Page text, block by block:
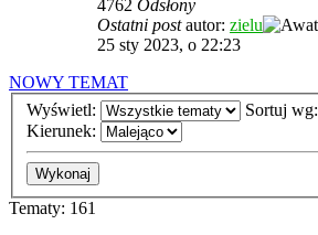
4762 Odsłony
Ostatni postautor: zielu
25 sty 2023, o 22:23
NOWY TEMAT
Wyświetl:
Sortuj wg:
Kierunek:
Tematy: 161